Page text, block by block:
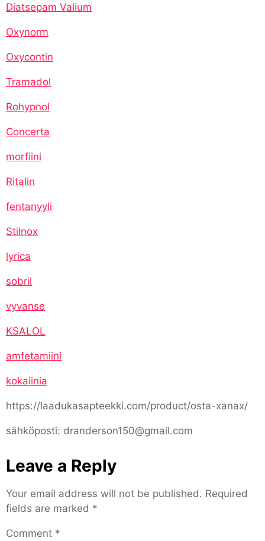
Diatsepam Valium
Oxynorm
Oxycontin
Tramadol
Rohypnol
Concerta
morfiini
Ritalin
fentanyyli
Stilnox
lyrica
sobril
vyvanse
KSALOL
amfetamiini
kokaiinia
https://laadukasapteekki.com/product/osta-xanax/
sähköposti: dranderson150@gmail.com
Leave a Reply
Your email address will not be published. Required
fields are marked *
Comment *